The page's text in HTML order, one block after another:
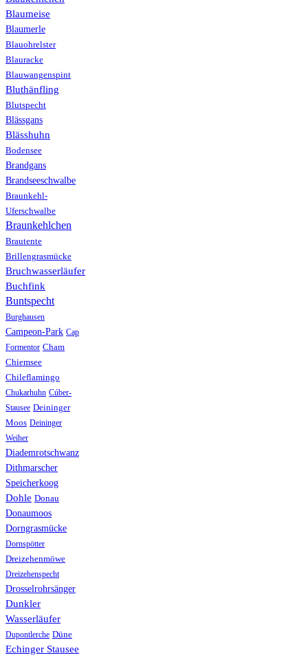
Blaumeise
Blaumerle
Blauohrelster
Blauracke
Blauwangenspint
Bluthänfling
Blutspecht
Blässgans
Blässhuhn
Bodensee
Brandgans
Brandseeschwalbe
Braunkehl-
Uferschwalbe
Braunkehlchen
Brautente
Brillengrasmücke
Bruchwasserläufer
Buchfink
Buntspecht
Burghausen
Campeon-Park Cap
Formentor Cham
Chiemsee
Chileflamingo
Chukarhuhn Cúber-
Stausee Deininger
Moos Deininger
Weiher
Diademrotschwanz
Dithmarscher
Speicherkoog
Dohle Donau
Donaumoos
Dorngrasmücke
Dornspötter
Dreizehenmöwe
Dreizehenspecht
Drosselrohrsänger
Dunkler
Wasserläufer
Dupontlerche Düne
Echinger Stausee